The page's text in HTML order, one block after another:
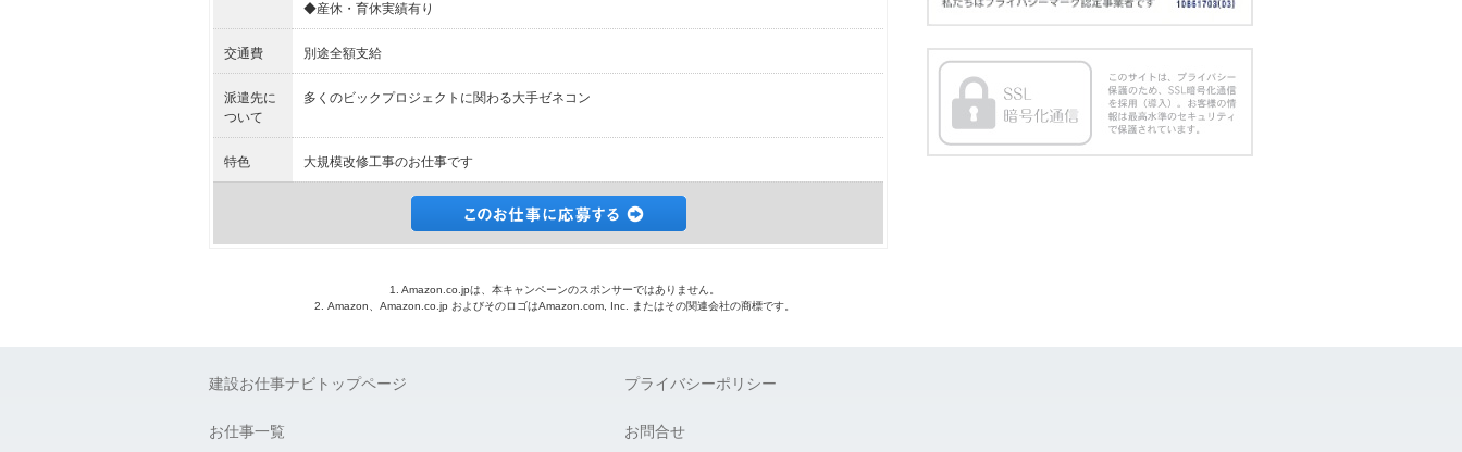
◆産休・育休実績有り
交通費 別途全額支給
派遣先に
ついて
多くのビックプロジェクトに関わる大手ゼネコン
特色 大規模改修工事のお仕事です
1. Amazon.co.jpは、本キャンペーンのスポンサーではありません。
2. Amazon、Amazon.co.jp およびそのロゴはAmazon.com, Inc. またはその関連会社の商標です。
建設お仕事ナビトップページ
お仕事一覧
プライバシーポリシー
お問合せ